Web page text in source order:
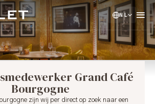
NL
EN
DE
Grand Café
Bourgogne
zijn wij per direct op zoek naar een